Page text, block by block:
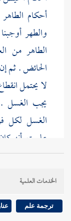
أحكام
والطهر
الطاهر من
الحائض . ثم
لا يحتمل
يجب الغسل
الغسل لكل
علمت أنه
اغتسلت كل
مثل ذلك
وتمهيد
تعالى - وهذا
الخدمات العلمية
ترجمة علم